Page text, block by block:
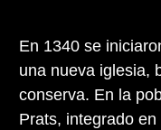
En 1340 se
una nueva iglesia,
conserva. En la
Prats, integrado